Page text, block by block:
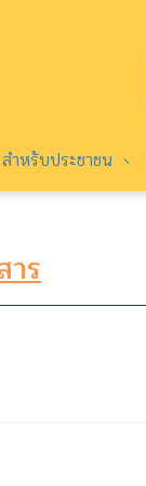
สำหรับประชาชน
ร